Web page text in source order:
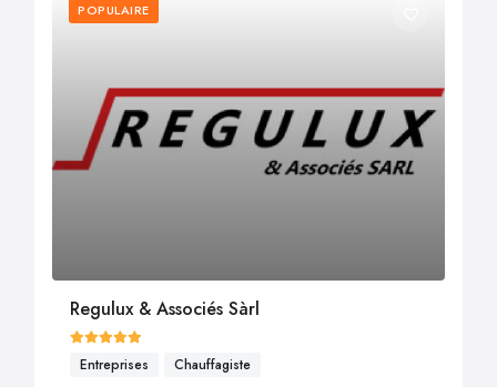
POPULAIRE
Regulux & Associés Sàrl
Entreprises Chauffagiste